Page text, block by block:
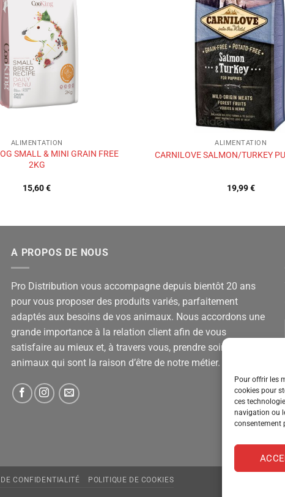
Pour offrir les
cookies pour
ces
navigation ou
consentement
ALIMENTATION
SMALL & MINI GRAIN FREE
2KG
15,60€
ALIMENTATION
CARNILOVE SALMON/TURKEY
19,99€
A PROPOS DE NOUS
Pro Distribution vous accompagne depuis bientôt 20 ans
pour vous proposer des produits variés, parfaitement
adaptés aux besoins de vos animaux. Nous accordons une
grande importance à la relation client afin de vous
satisfaire au mieux et, à travers vous, prendre soin de vos
animaux qui sont la raison d’être de notre métier.
CONFIDENTIALITÉ POLITIQUE DE COOKIES